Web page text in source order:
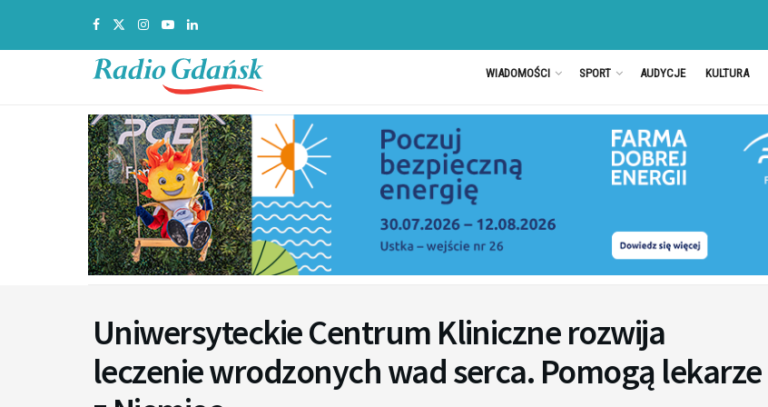
WIADOMOŚCI SPORT AUDYCJE KULTURA
Uniwersyteckie Centrum Kliniczne rozwija
leczenie wrodzonych wad serca. Pomogą lekarze